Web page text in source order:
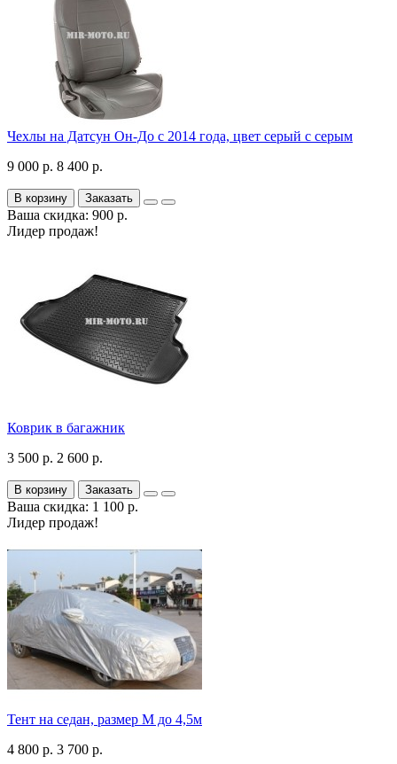
Чехлы на Датсун Он-До с 2014 года, цвет серый с серым
9 000 р. 8 400 р.
В корзину Заказать
Ваша скидка: 900 р.
Лидер продаж!
Коврик в багажник
3 500 р. 2 600 р.
В корзину Заказать
Ваша скидка: 1 100 р.
Лидер продаж!
Тент на седан, размер М до 4,5м
4 800 р. 3 700 р.